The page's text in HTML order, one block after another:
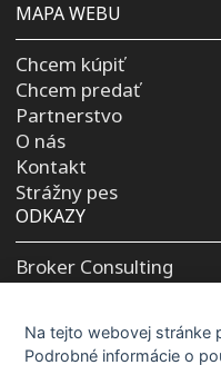
MAPA WEBU
Chcem kúpiť
Chcem predať
Partnerstvo
O nás
Kontakt
Strážny pes
ODKAZY
Broker Consulting
KONTAKTY
Na tejto webovej stránke
Podrobné informácie o